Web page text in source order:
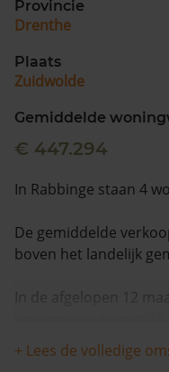
Provincie
Drenthe
Plaats
Zuidwolde
Gemiddelde
€ 447.294
In Rabbinge staan 4
De gemiddelde
boven het landelijk
In de afgelopen 12
+ Lees de volledige